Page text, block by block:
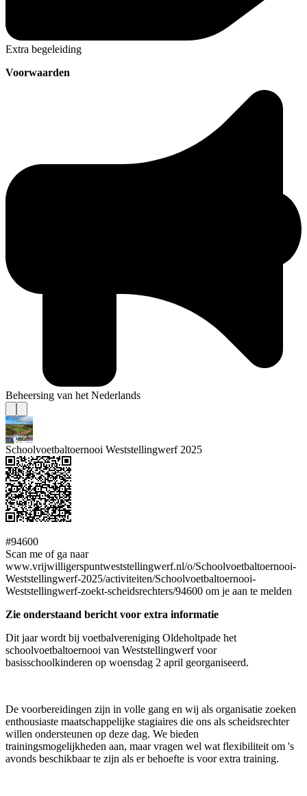
Extra begeleiding
Voorwaarden
Beheersing van het Nederlands
Schoolvoetbaltoernooi Weststellingwerf 2025
#94600
Scan me of ga naar
www.vrijwilligerspuntweststellingwerf.nl/o/Schoolvoetbaltoernooi-
Weststellingwerf-2025/activiteiten/Schoolvoetbaltoernooi-
Weststellingwerf-zoekt-scheidsrechters/94600 om je aan te melden
Zie onderstaand bericht voor extra informatie
Dit jaar wordt bij voetbalvereniging Oldeholtpade het
schoolvoetbaltoernooi van Weststellingwerf voor
basisschoolkinderen op woensdag 2 april georganiseerd.
De voorbereidingen zijn in volle gang en wij als organisatie zoeken
enthousiaste maatschappelijke stagiaires die ons als scheidsrechter
willen ondersteunen op deze dag. We bieden
trainingsmogelijkheden aan, maar vragen wel wat flexibiliteit om 's
avonds beschikbaar te zijn als er behoefte is voor extra training.